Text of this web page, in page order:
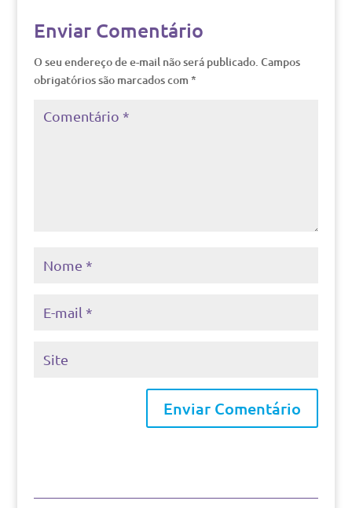
Enviar Comentário
O seu endereço de e-mail não será publicado. Campos
obrigatórios são marcados com *